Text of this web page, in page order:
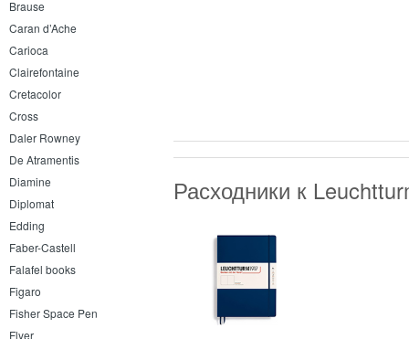
Brause
Caran d’Ache
Carioca
Clairefontaine
Cretacolor
Cross
Daler Rowney
De Atramentis
Diamine
Diplomat
Edding
Faber-Castell
Falafel books
Figaro
Fisher Space Pen
Flyer
Расходники к